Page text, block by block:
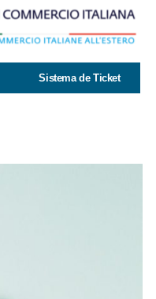
Sistema de Ticket